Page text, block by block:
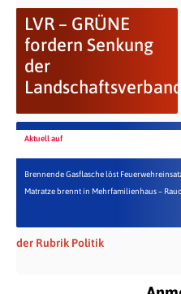
LVR – GRÜNE
fordern Senkung
der
Aktuell auf
Brennende Gasflasche löst
Matratze brennt in Mehrfamilienhaus –
der Rubrik Politik